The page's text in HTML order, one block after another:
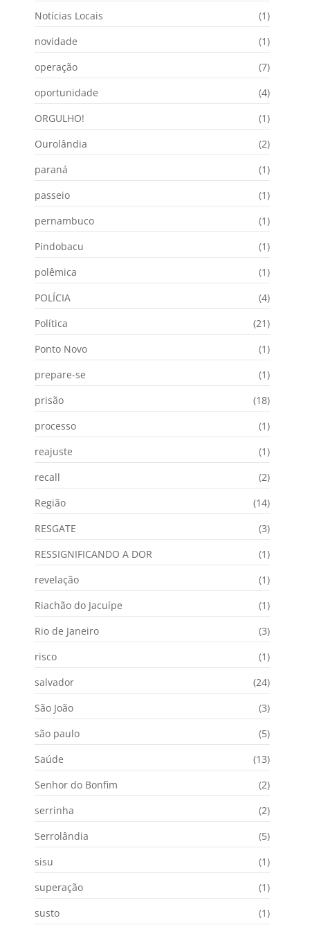
Notícias Locais
(1)
novidade
(1)
operação
(7)
oportunidade
(4)
ORGULHO!
(1)
Ourolândia
(2)
paraná
(1)
passeio
(1)
pernambuco
(1)
Pindobacu
(1)
polêmica
(1)
POLÍCIA
(4)
Política
(21)
Ponto Novo
(1)
prepare-se
(1)
prisão
(18)
processo
(1)
reajuste
(1)
recall
(2)
Região
(14)
RESGATE
(3)
RESSIGNIFICANDO A DOR
(1)
revelação
(1)
Riachão do Jacuípe
(1)
Rio de Janeiro
(3)
risco
(1)
salvador
(24)
São João
(3)
são paulo
(5)
Saúde
(13)
Senhor do Bonfim
(2)
serrinha
(2)
Serrolândia
(5)
sisu
(1)
superação
(1)
susto
(1)